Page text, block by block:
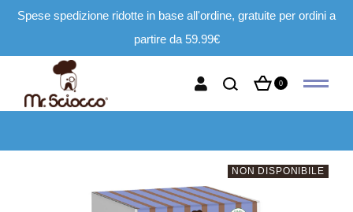
Spese spedizione ridotte in base all'ordine, gratuite per ordini a
partire da 59.99€
0
NON DISPONIBILE